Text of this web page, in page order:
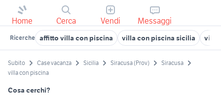
Home Cerca Vendi Messaggi
Ricerche affitto villa con piscina villa con piscina sicilia villa
Subito Case vacanza Sicilia Siracusa (Prov)
Siracusa
villa con piscina
Cosa cerchi?